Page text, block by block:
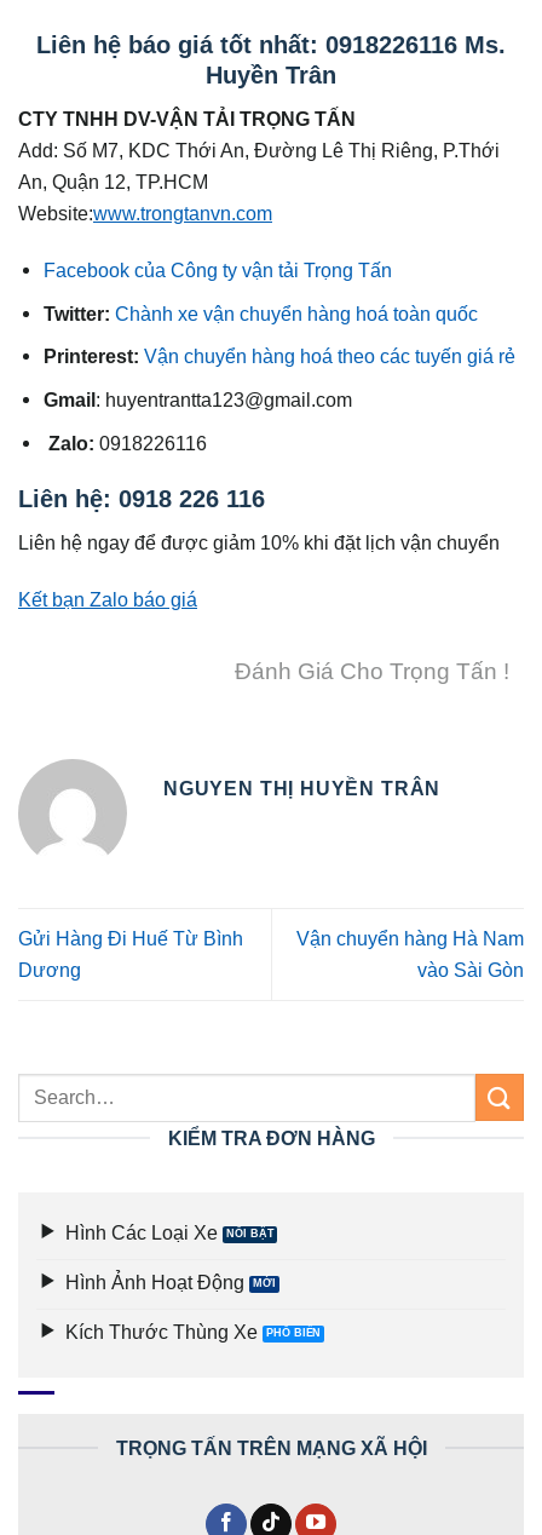
Liên hệ báo giá tốt nhất: 0918226116 Ms.
Huyền Trân
CTY TNHH DV-VẬN TẢI TRỌNG TẤN
Add: Số M7, KDC Thới An, Đường Lê Thị Riêng, P.Thới
An, Quận 12, TP.HCM
Website:www.trongtanvn.com
Facebook của Công ty vận tải Trọng Tấn
Twitter: Chành xe vận chuyển hàng hoá toàn quốc
Printerest: Vận chuyển hàng hoá theo các tuyến giá rẻ
Gmail: huyentrantta123@gmail.com
Zalo: 0918226116
Liên hệ: 0918 226 116
Liên hệ ngay để được giảm 10% khi đặt lịch vận chuyển
Kết bạn Zalo báo giá
Đánh Giá Cho Trọng Tấn !
NGUYEN THỊ HUYỀN TRÂN
Gửi Hàng Đi Huế Từ Bình
Dương
Vận chuyển hàng Hà Nam
vào Sài Gòn
KIỂM TRA ĐƠN HÀNG
Hình Các Loại Xe
Hình Ảnh Hoạt Động
Kích Thước Thùng Xe
TRỌNG TẤN TRÊN MẠNG XÃ HỘI